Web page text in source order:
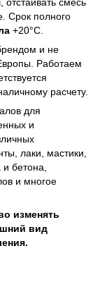
смесь
Срок полного
+20°С.
и не
Работаем
расчету.
для
и
лаки, мастики,
бетона,
и многое
изменять
вид